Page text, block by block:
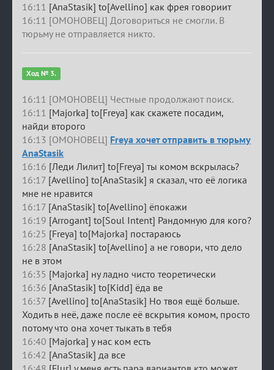
16:11 [AnaStasik] to[Avellino] как фрея говориит
16:11 [ОМОНОВЕЦ] Договориться не смогли. В
тюрьму не отправляется никто.
Ход № 3.
16:11 [ОМОНОВЕЦ] Честные продолжают поиск.
16:11 [Majorka] to[Freya] как скажете посадим,
найди второго
16:13 [ОМОНОВЕЦ] Freya хочет отправить в тюрьму
AnaStasik
16:16 [Леди Лилит] to[Freya] ты комом вскрылась?
16:17 [Avellino] to[AnaStasik] я сказал, что её логика
мне не нравится
16:17 [AnaStasik] to[Avellino] ёпокажи
16:19 [Arrogant] to[Soul Intent] Рандомную для кого?
16:25 [Freya] to[Majorka] постараюсь
16:28 [AnaStasik] to[Avellino] а не говори, что дело
не в этом
16:35 [Majorka] ну ладно чисто теоретически
16:36 [AnaStasik] to[Kidd] ёда ве
16:37 [Avellino] to[AnaStasik] Но твоя ещё больше.
Ходить в неё, даже после её вскрытия комом, просто
потому что она хочет тыкать в тебя
16:40 [Majorka] у нас ком есть
16:42 [AnaStasik] да все